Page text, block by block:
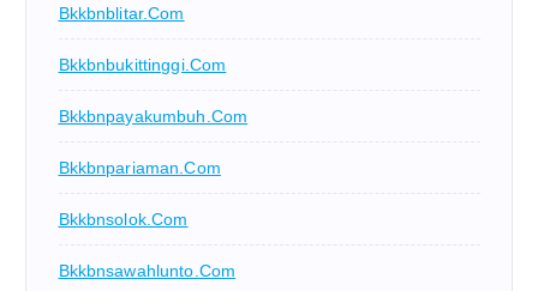
Bkkbnblitar.com
Bkkbnbukittinggi.com
Bkkbnpayakumbuh.com
Bkkbnpariaman.com
Bkkbnsolok.com
Bkkbnsawahlunto.com